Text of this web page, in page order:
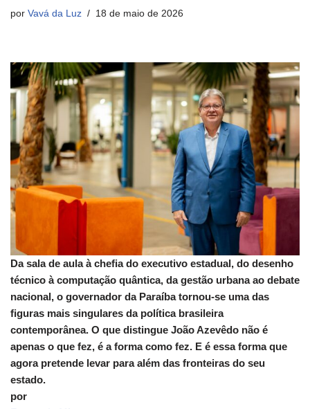
por Vavá da Luz 18 de maio de 2026
Da sala de aula à chefia do executivo estadual, do desenho
técnico à computação quântica, da gestão urbana ao debate
nacional, o governador da Paraíba tornou-se uma das
figuras mais singulares da política brasileira
contemporânea. O que distingue João Azevêdo não é
apenas o que fez, é a forma como fez. E é essa forma que
agora pretende levar para além das fronteiras do seu
estado.
por